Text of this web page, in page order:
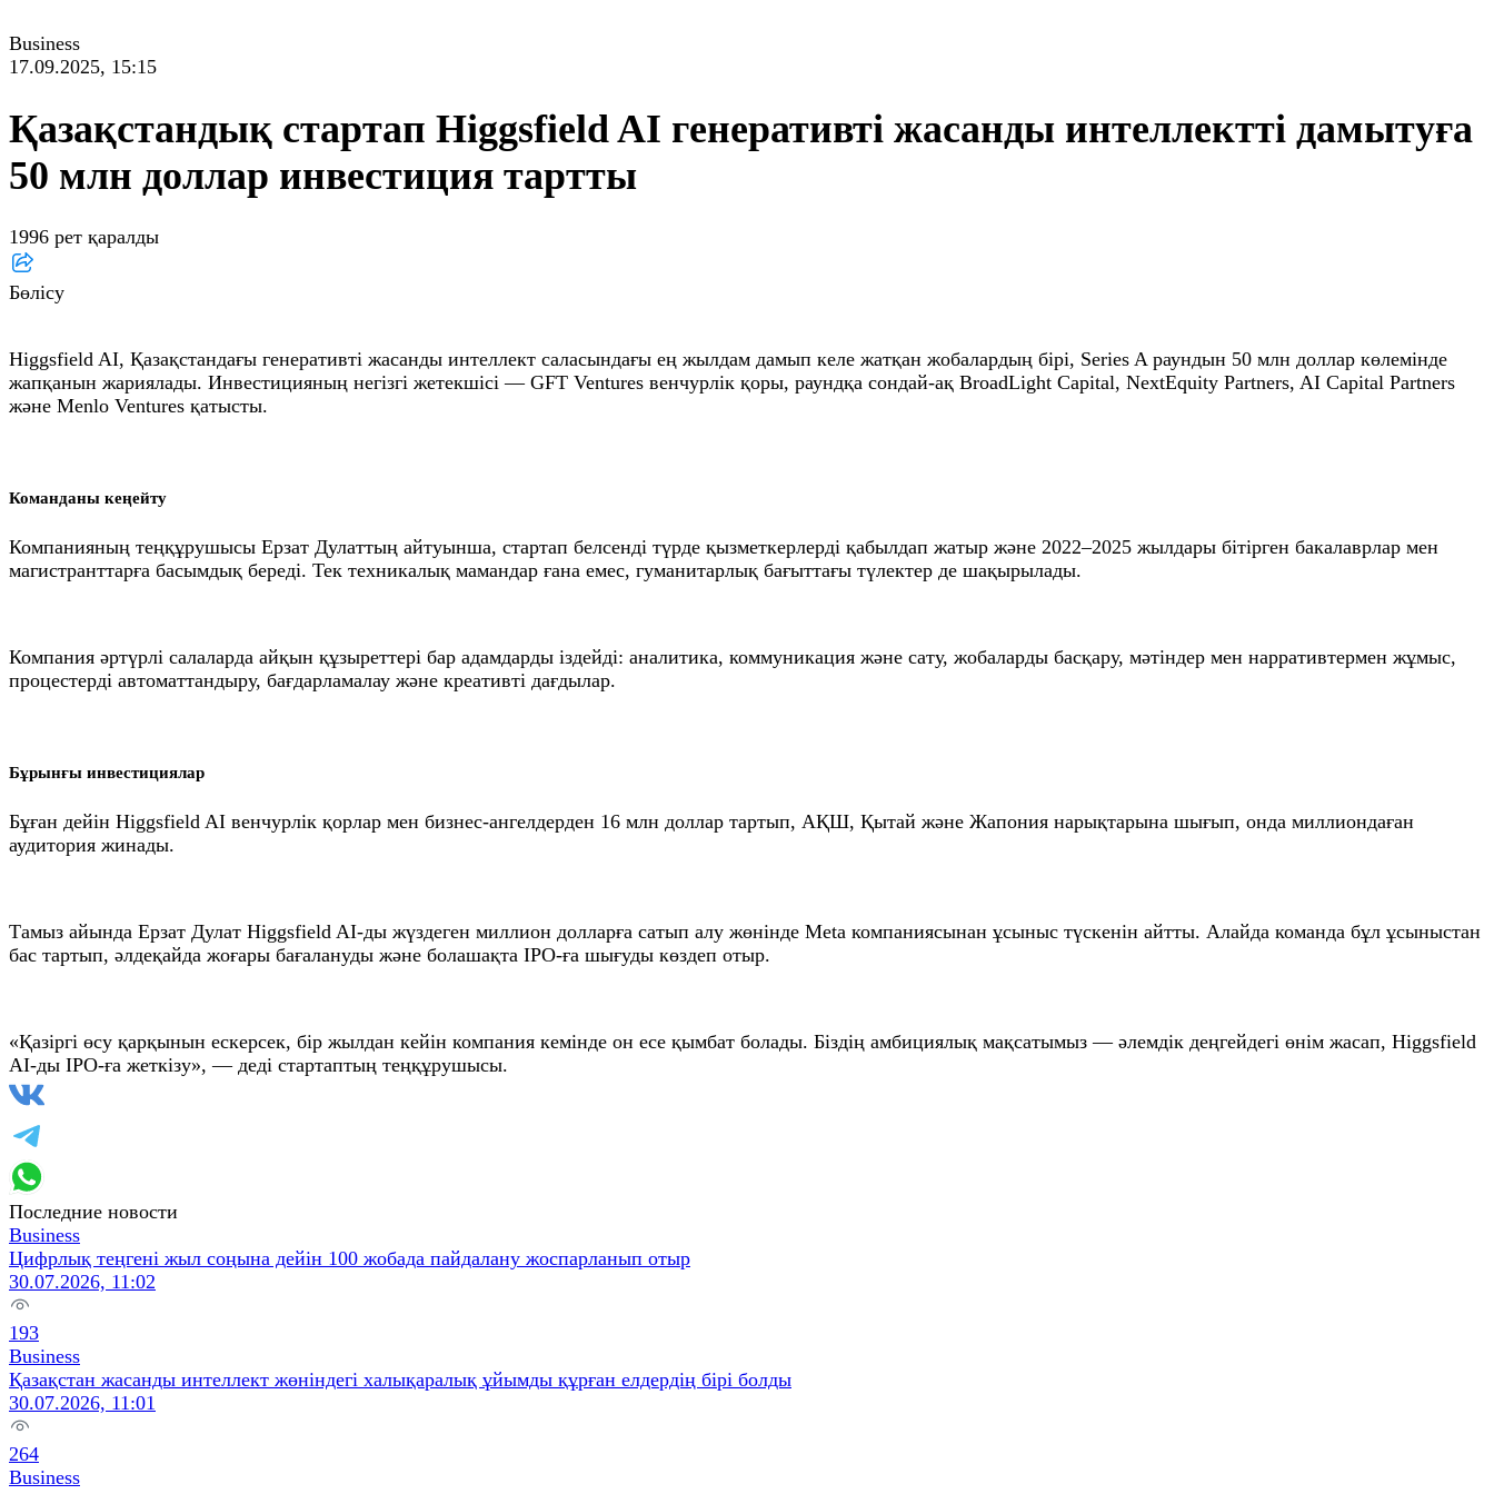
Business
17.09.2025, 15:15
Қазақстандық стартап Higgsfield AI генеративті жасанды интеллектті дамытуға
50 млн доллар инвестиция тартты
1996 рет қаралды
Бөлісу
Higgsfield AI, Қазақстандағы генеративті жасанды интеллект саласындағы ең жылдам дамып келе жатқан жобалардың бірі, Series A раундын 50 млн доллар көлемінде
жапқанын жариялады. Инвестицияның негізгі жетекшісі — GFT Ventures венчурлік қоры, раундқа сондай-ақ BroadLight Capital, NextEquity Partners, AI Capital Partners
және Menlo Ventures қатысты.
Команданы кеңейту
Компанияның теңқұрушысы Ерзат Дулаттың айтуынша, стартап белсенді түрде қызметкерлерді қабылдап жатыр және 2022–2025 жылдары бітірген бакалаврлар мен
магистранттарға басымдық береді. Тек техникалық мамандар ғана емес, гуманитарлық бағыттағы түлектер де шақырылады.
Компания әртүрлі салаларда айқын құзыреттері бар адамдарды іздейді: аналитика, коммуникация және сату, жобаларды басқару, мәтіндер мен нарративтермен жұмыс,
процестерді автоматтандыру, бағдарламалау және креативті дағдылар.
Бұрынғы инвестициялар
Бұған дейін Higgsfield AI венчурлік қорлар мен бизнес-ангелдерден 16 млн доллар тартып, АҚШ, Қытай және Жапония нарықтарына шығып, онда миллиондаған
аудитория жинады.
Тамыз айында Ерзат Дулат Higgsfield AI-ды жүздеген миллион долларға сатып алу жөнінде Meta компаниясынан ұсыныс түскенін айтты. Алайда команда бұл ұсыныстан
бас тартып, әлдеқайда жоғары бағалануды және болашақта IPO-ға шығуды көздеп отыр.
«Қазіргі өсу қарқынын ескерсек, бір жылдан кейін компания кемінде он есе қымбат болады. Біздің амбициялық мақсатымыз — әлемдік деңгейдегі өнім жасап, Higgsfield
AI-ды IPO-ға жеткізу», — деді стартаптың теңқұрушысы.
Последние новости
Business
Цифрлық теңгені жыл соңына дейін 100 жобада пайдалану жоспарланып отыр
30.07.2026, 11:02
193
Business
Қазақстан жасанды интеллект жөніндегі халықаралық ұйымды құрған елдердің бірі болды
30.07.2026, 11:01
264
Business